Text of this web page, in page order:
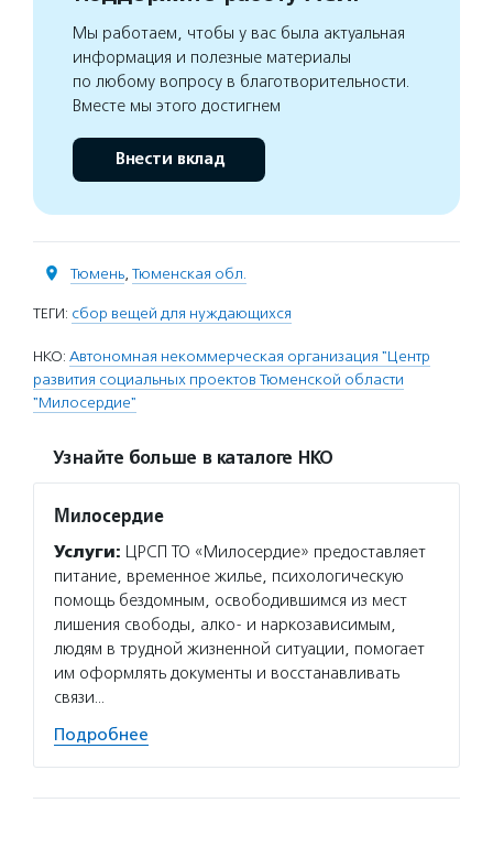
Мы работаем, чтобы у вас была актуальная
информация и полезные материалы
по любому вопросу в благотворительности.
Вместе мы этого достигнем
Внести вклад
Тюмень, Тюменская обл.
ТЕГИ: сбор вещей для нуждающихся
НКО: Автономная некоммерческая организация "Центр
развития социальных проектов Тюменской области
"Милосердие"
Узнайте больше в каталоге НКО
Милосердие
Услуги: ЦРСП ТО «Милосердие» предоставляет
питание, временное жилье, психологическую
помощь бездомным, освободившимся из мест
лишения свободы, алко- и наркозависимым,
людям в трудной жизненной ситуации, помогает
им оформлять документы и восстанавливать
связи…
Подробнее